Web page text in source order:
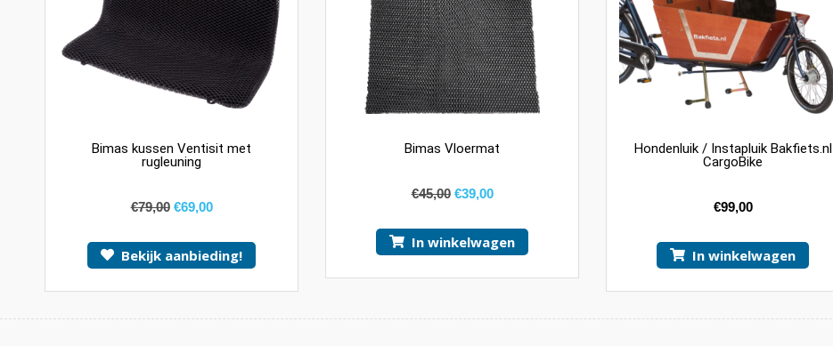
Bimas kussen Ventisit met
rugleuning
€79,00 €69,00
Bekijk aanbieding!
Bimas Vloermat
€45,00 €39,00
In winkelwagen
Hondenluik / Instapluik Bakfiets.nl
CargoBike
€99,00
In winkelwagen